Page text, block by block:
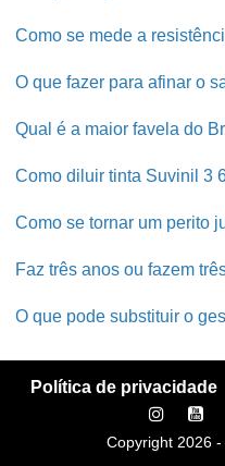
Como se mede a
O que fazer para afinar o
Qual é a maior favela do
Como diluir tinta Suvinil 3
Como se tornar um perito
Faz três anos ou fazem
O que pode substituir o
Política de privacidade
Copyright 2026